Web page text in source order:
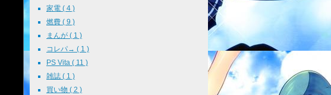
家電 ( 4 )
燃費 ( 9 )
まんが ( 1 )
コレパ→ ( 1 )
PS Vita ( 11 )
雑誌 ( 1 )
買い物 ( 2 )